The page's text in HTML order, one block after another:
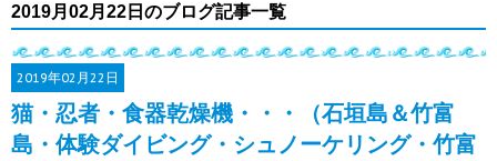
2019月02月22日のブログ記事一覧
2019年02月22日
猫・忍者・食器乾燥機・・・（石垣島＆竹富
島・体験ダイビング・シュノーケリング・竹富